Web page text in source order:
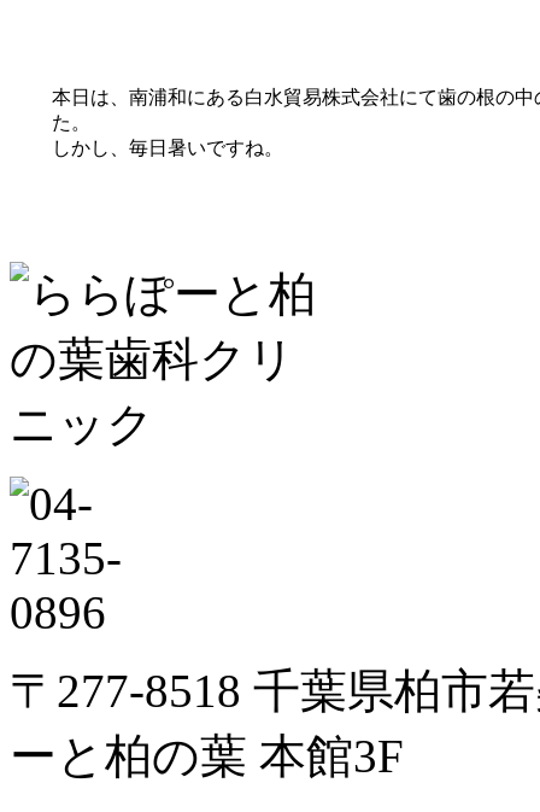
本日は、南浦和にある白水貿易株式会社にて歯の根の
た。
しかし、毎日暑いですね。
〒277-8518 千葉県柏市
ーと柏の葉 本館3F